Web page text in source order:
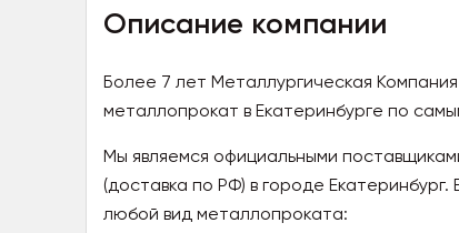
Описание компании
Более 7 лет Металлургическая
металлопрокат в Екатеринбурге по
Мы являемся официальными
(доставка по РФ) в городе
любой вид металлопроката: